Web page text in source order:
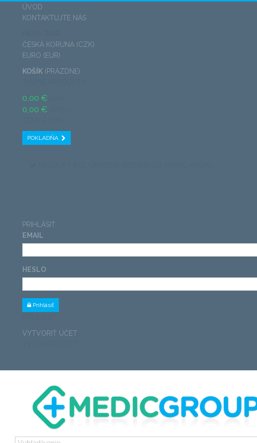
ÚVOD
KONTAKTUJTE NÁS
ČESKÁ KORUNA (CZK)
EURO (EUR)
KOŠÍK (PRÁZDNE)
0,00 €
0,00 €
POKLADŇA
PRIHLÁSIŤ
EMAIL
HESLO
Prihlásiť
VYTVORIŤ ÚČET